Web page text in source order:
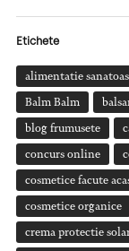
Etichete
alimentatie
Balm Balm
blog frumusete
concurs online
cosmetice facute
cosmetice organice
crema protectie